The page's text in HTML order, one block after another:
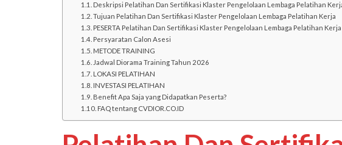
Deskripsi Pelatihan Dan Sertifikasi Klaster Pengelolaan Lembaga Pelatihan
Tujuan Pelatihan Dan Sertifikasi Klaster Pengelolaan Lembaga Pelatihan Kerja
PESERTA Pelatihan Dan Sertifikasi Klaster Pengelolaan Lembaga Pelatihan Kerja
Persyaratan Calon Asesi
METODE TRAINING
Jadwal Diorama Training Tahun 2026
LOKASI PELATIHAN
INVESTASI PELATIHAN
Benefit Apa Saja yang Didapatkan Peserta?
FAQ tentang CVDIOR.CO.ID